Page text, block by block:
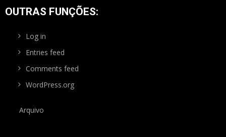
OUTRAS FUNÇÕES:
Log in
Entries feed
Comments feed
WordPress.org
Arquivo